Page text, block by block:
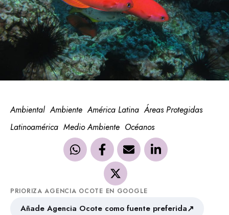
Ambiental Ambiente América Latina Áreas Protegidas
Latinoamérica Medio Ambiente Océanos
PRIORIZA AGENCIA OCOTE EN GOOGLE
Añade Agencia Ocote como fuente preferida↗